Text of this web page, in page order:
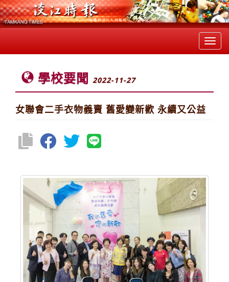
學校要聞 2022-11-27
女聯會二手衣物義賣 舊愛變新歡 永續又公益